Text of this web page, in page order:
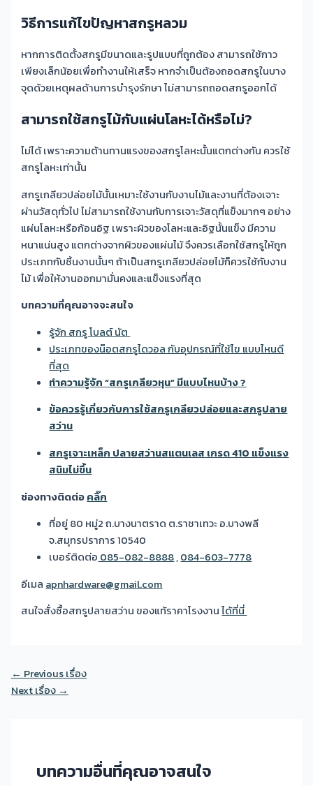
วิธีการแก้ไขปัญหาสกรูหลวม
หากการติดตั้งสกรูมีขนาดและรูปแบบที่ถูกต้อง สามารถใช้กาว
เพียงเล็กน้อยเพื่อทำงานให้เสร็จ หากจำเป็นต้องถอดสกรูในบาง
จุดด้วยเหตุผลด้านการบำรุงรักษา ไม่สามารถถอดสกรูออกได้
สามารถใช้สกรูไม้กับแผ่นโลหะได้หรือไม่?
ไม่ได้ เพราะความต้านทานแรงของสกรูโลหะนั้นแตกต่างกัน ควรใช้
สกรูโลหะเท่านั้น
สกรูเกลียวปล่อยไม้นั้นเหมาะใช้งานกับงานไม้และงานที่ต้องเจาะ
ผ่านวัสดุทั่วไป ไม่สามารถใช้งานกับการเจาะวัสดุที่แข็งมากๆ อย่าง
แผ่นโลหะหรือก้อนอิฐ เพราะผิวของโลหะและอิฐนั้นแข็ง มีความ
หนาแน่นสูง แตกต่างจากผิวของแผ่นไม้ จึงควรเลือกใช้สกรูให้ถูก
ประเภทกับชิ้นงานนั้นๆ ถ้าเป็นสกรูเกลียวปล่อยไม้ก็ควรใช้กับงาน
ไม้ เพื่อให้งานออกมามั่นคงและแข็งแรงที่สุด
บทความที่คุณอาจจะสนใจ
รู้จัก สกรู โบลต์ นัต
ประเภทของน๊อตสกรูไดวอล กับอุปกรณ์ที่ใช้ไข แบบไหนดี
ที่สุด
ทำความรู้จัก “สกรูเกลียวหุน” มีแบบไหนบ้าง ?
ข้อควรรู้เกี่ยวกับการใช้สกรูเกลียวปล่อยและสกรูปลาย
สว่าน
สกรูเจาะเหล็ก ปลายสว่านสแตนเลส เกรด 410 แข็งแรง
สนิมไม่ขึ้น
ช่องทางติดต่อคลิ๊ก
ที่อยู่ 80 หมู่2 ถ.บางนาตราด ต.ราชาเทวะ อ.บางพลี
จ.สมุทรปราการ 10540
เบอร์ติดต่อ 085-082-8888,084-603-7778
อีเมล apnhardware@gmail.com
สนใจสั่งซื้อสกรูปลายสว่าน ของแท้ราคาโรงงานได้ที่นี่
Post
navigation
← Previous เรื่อง
Next เรื่อง →
บทความอื่นที่คุณอาจสนใจ